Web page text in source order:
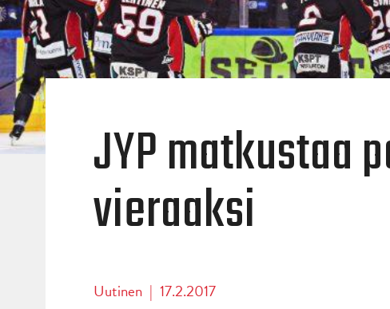
JYP matkustaa
vieraaksi
Uutinen | 17.2.2017